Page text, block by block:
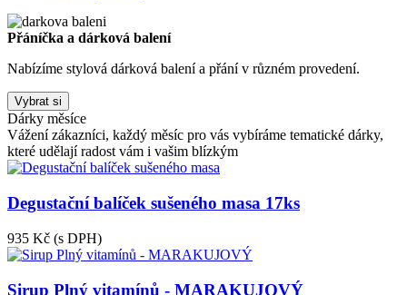
Přáníčka a dárková balení
Nabízíme stylová dárková balení a přání v různém provedení.
Vybrat si
Dárky měsíce
Vážení zákazníci, každý měsíc pro vás vybíráme tematické dárky,
které udělají radost vám i vašim blízkým
Degustační balíček sušeného masa 17ks
935 Kč (s DPH)
Sirup Plný vitamínů - MARAKUJOVÝ